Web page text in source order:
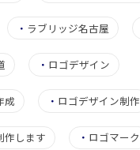
・ ラブリッジ名古屋
・ ロゴデザイン
成 ・ ロゴデザイン制作
作します ・ ロゴマーク